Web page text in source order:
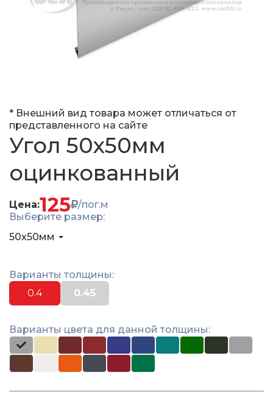
* Внешний вид товара может отличаться от
представленного на сайте
Угол 50x50мм
оцинкованный
Цена:125
/пог.м
Выберите размер:
50x50мм
Варианты толщины:
0.4
0.45
Варианты цвета для данной толщины: